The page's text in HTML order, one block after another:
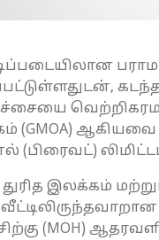
(GMOA)
(பிரைவட்)
இலக்கம்
(MOH)